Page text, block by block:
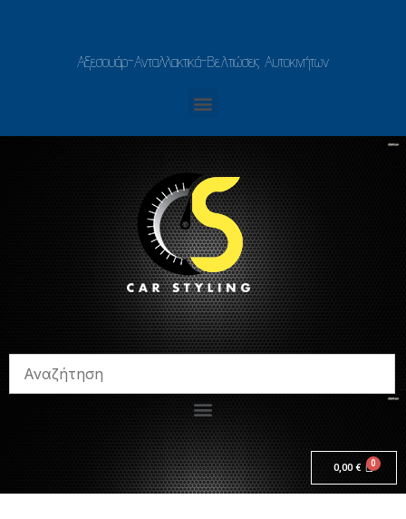
Αξεσουάρ-Ανταλλακτικά-Βελτιώσεις Αυτοκινήτων
0,00€